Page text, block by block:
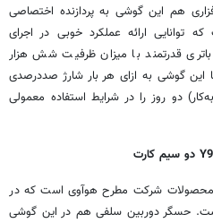
هم این گوشی به پردازنده اختصاصی
توانایی ارائه عملکرد خوبی در اجرای
قدرتمند با میزان ظرفیت شش هزار
گوشی به ازای هر بار شارژ صددرصدی
دو روز را در شرایط استفاده معمولی
هوآوی است که در
است. حسگر دوربین سلفی هم در این گوشی